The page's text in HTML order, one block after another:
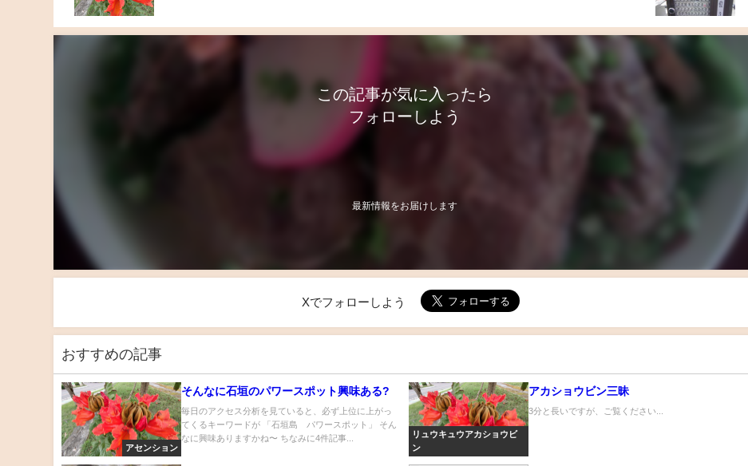
この記事が気に入ったら
フォローしよう
最新情報をお届けします
Xでフォローしよう
おすすめの記事
アセンション
そんなに石垣のパワースポット興味ある?
毎日のアクセス分析を見ていると、必ず上位に上がっ
てくるキーワードが 「石垣島 パワースポット」 そん
なに興味ありますかね〜 ちなみに4件記事...
リュウキュウアカショウビ
ン
アカショウビン三昧
3分と長いですが、ご覧ください...